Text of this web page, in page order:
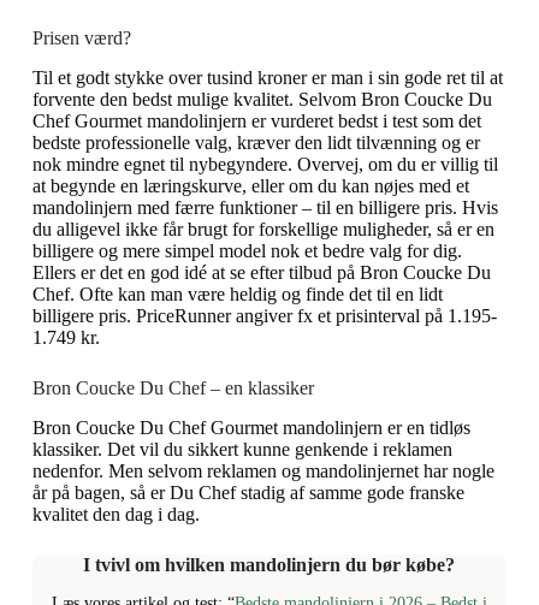
Prisen værd?
Til et godt stykke over tusind kroner er man i sin gode ret til at
forvente den bedst mulige kvalitet. Selvom Bron Coucke Du
Chef Gourmet mandolinjern er vurderet bedst i test som det
bedste professionelle valg, kræver den lidt tilvænning og er
nok mindre egnet til nybegyndere. Overvej, om du er villig til
at begynde en læringskurve, eller om du kan nøjes med et
mandolinjern med færre funktioner – til en billigere pris. Hvis
du alligevel ikke får brugt for forskellige muligheder, så er en
billigere og mere simpel model nok et bedre valg for dig.
Ellers er det en god idé at se efter tilbud på Bron Coucke Du
Chef. Ofte kan man være heldig og finde det til en lidt
billigere pris. PriceRunner angiver fx et prisinterval på 1.195-
1.749 kr.
Bron Coucke Du Chef–en klassiker
Bron Coucke Du Chef Gourmet mandolinjern er en tidløs
klassiker. Det vil du sikkert kunne genkende i reklamen
nedenfor. Men selvom reklamen og mandolinjernet har nogle
år på bagen, så er Du Chef stadig af samme gode franske
kvalitet den dag i dag.
I tvivl om hvilken mandolinjern du bør købe?